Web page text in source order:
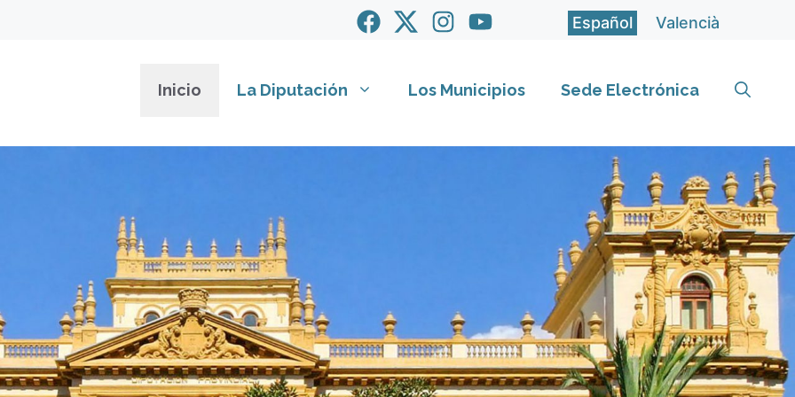
Español Valencià
Inicio La Diputación Los Municipios Sede Electrónica